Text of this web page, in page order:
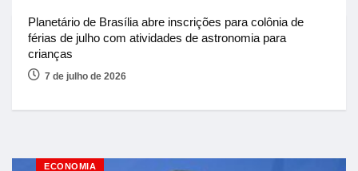
Planetário de Brasília abre inscrições para colônia de
férias de julho com atividades de astronomia para
crianças
7 de julho de 2026
ECONOMIA